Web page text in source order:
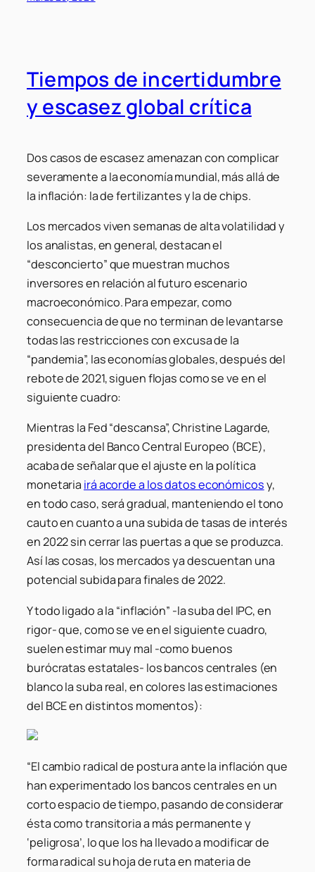
Tiempos de incertidumbre
y escasez global crítica
Dos casos de escasez amenazan con complicar
severamente a la economía mundial, más allá de
la inflación: la de fertilizantes y la de chips.
Los mercados viven semanas de alta volatilidad y
los analistas, en general, destacan el
“desconcierto” que muestran muchos
inversores en relación al futuro escenario
macroeconómico. Para empezar, como
consecuencia de que no terminan de levantarse
todas las restricciones con excusa de la
“pandemia”, las economías globales, después del
rebote de 2021, siguen flojas como se ve en el
siguiente cuadro:
Mientras la Fed “descansa”, Christine Lagarde,
presidenta del Banco Central Europeo (BCE),
acaba de señalar que el ajuste en la política
monetaria irá acorde a los datos económicosy,
en todo caso, será gradual, manteniendo el tono
cauto en cuanto a una subida de tasas de interés
en 2022 sin cerrar las puertas a que se produzca.
Así las cosas, los mercados ya descuentan una
potencial subida para finales de 2022.
Y todo ligado a la “inflación” -la suba del IPC, en
rigor- que, como se ve en el siguiente cuadro,
suelen estimar muy mal -como buenos
burócratas estatales- los bancos centrales (en
blanco la suba real, en colores las estimaciones
del BCE en distintos momentos):
“El cambio radical de postura ante la inflación que
han experimentado los bancos centrales en un
corto espacio de tiempo, pasando de considerar
ésta como transitoria a más permanente y
‘peligrosa’, lo que los ha llevado a modificar de
forma radical su hoja de ruta en materia de